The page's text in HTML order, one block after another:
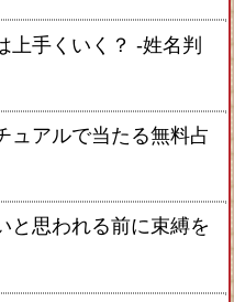
上手くいく？ -姓名判
ュアルで当たる無料占
と思われる前に束縛を